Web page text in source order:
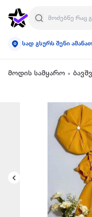
სად გსურს შენი
მოდის სამყარო